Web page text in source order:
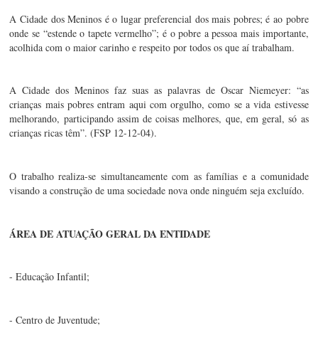
A Cidade dos Meninos é o lugar preferencial dos mais pobres; é ao pobre
onde se “estende o tapete vermelho”; é o pobre a pessoa mais importante,
acolhida com o maior carinho e respeito por todos os que aí trabalham.
A Cidade dos Meninos faz suas as palavras de Oscar Niemeyer: “as
crianças mais pobres entram aqui com orgulho, como se a vida estivesse
melhorando, participando assim de coisas melhores, que, em geral, só as
crianças ricas têm”. (FSP 12-12-04).
O trabalho realiza-se simultaneamente com as famílias e a comunidade
visando a construção de uma sociedade nova onde ninguém seja excluído.
ÁREA DE ATUAÇÃO GERAL DA ENTIDADE
- Educação Infantil;
- Centro de Juventude;